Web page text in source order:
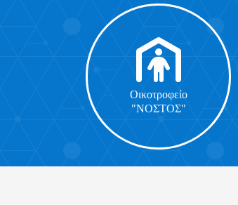
Οικοτροφείο
"ΝΟΣΤΟΣ"